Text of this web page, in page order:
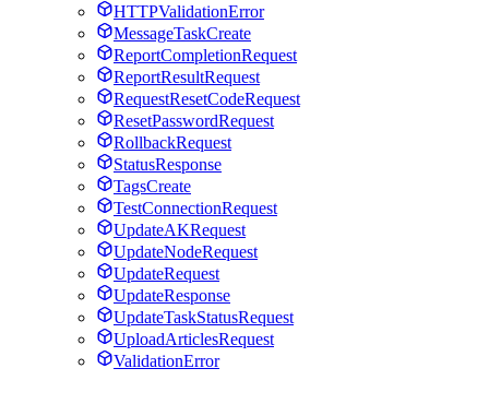
HTTPValidationError
MessageTaskCreate
ReportCompletionRequest
ReportResultRequest
RequestResetCodeRequest
ResetPasswordRequest
RollbackRequest
StatusResponse
TagsCreate
TestConnectionRequest
UpdateAKRequest
UpdateNodeRequest
UpdateRequest
UpdateResponse
UpdateTaskStatusRequest
UploadArticlesRequest
ValidationError